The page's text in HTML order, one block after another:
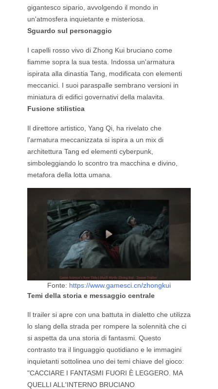
gigantesco sipario, avvolgendo il mondo in
un'atmosfera inquietante e misteriosa.
Sguardo sul personaggio
I capelli rosso vivo di Zhong Kui bruciano come
fiamme sopra la sua testa. Indossa un'armatura
ispirata alla dinastia Tang, modificata con elementi
meccanici. I suoi paraspalle sembrano versioni in
miniatura di edifici governativi della malavita.
Fusione stilistica
Il direttore artistico, Yang Qi, ha rivelato che
l'armatura meccanizzata si ispira a un mix di
architettura Tang ed elementi cyberpunk,
simboleggiando lo scontro tra macchina e divino,
metafora della lotta umana.
Fonte: https://www.gamesci.cn/zhongkui
Temi della storia e messaggio centrale
Il trailer si apre con una battuta in dialetto che utilizza
lo slang della strada per rompere la solennità che ci
si aspetta da una storia di fantasmi. Questo
contrasto tra il linguaggio quotidiano e le immagini
inquietanti sottolinea uno dei temi chiave del gioco:
"CACCIARE I FANTASMI FUORI È LEGGERO. MA
QUELLI ALL'INTERNO BRUCIANO